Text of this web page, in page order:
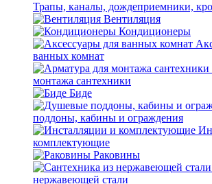
Трапы, каналы, дождеприемники,
Вентиляция
Кондиционеры
ванных комнат
монтажа сантехники
Биде
поддоны, кабины и ограждения
комплектующие
Раковины
нержавеющей стали